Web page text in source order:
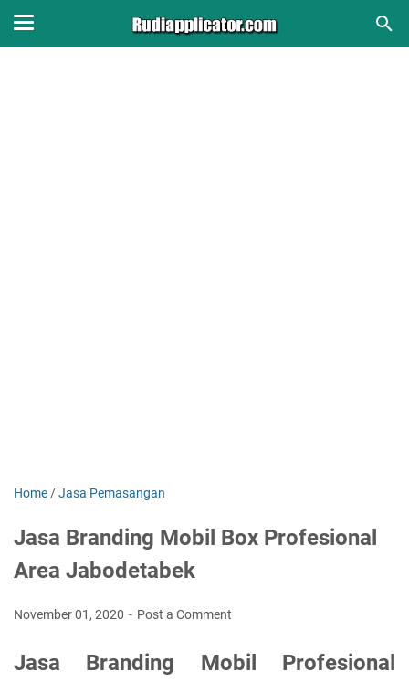
Home /Jasa Pemasangan
Jasa Branding Mobil Box Profesional
Area Jabodetabek
November 01, 2020 Post a Comment
Jasa Branding Mobil Profesional